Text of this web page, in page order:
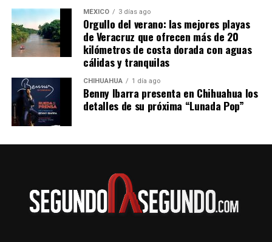
MÉXICO 3 días ago
Orgullo del verano: las mejores playas
de Veracruz que ofrecen más de 20
kilómetros de costa dorada con aguas
cálidas y tranquilas
CHIHUAHUA 1 día ago
Benny Ibarra presenta en Chihuahua los
detalles de su próxima “Lunada Pop”